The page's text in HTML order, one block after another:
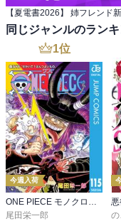
【夏電書2026】 姉フレンド
同じジャンルのラン
1位
今週入荷
ONE PIECE モノクロ版 115
尾田栄一郎